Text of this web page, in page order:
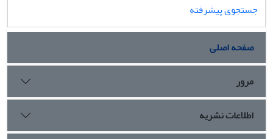
جستجوی پیشرفته
صفحه اصلی
مرور
اطلاعات نشریه